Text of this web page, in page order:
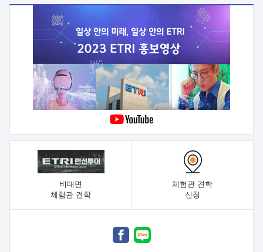
비대면
체험관 견학
체험관 견학
신청